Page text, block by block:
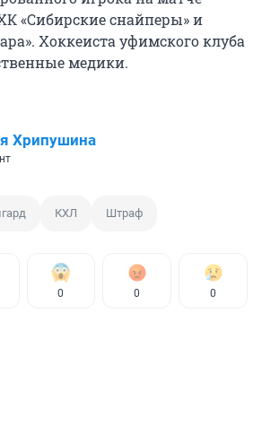
«Сибирские снайперы» и
Хоккеиста уфимского клуба
медики.
Хрипушина
КХЛ Штраф
0 0 0